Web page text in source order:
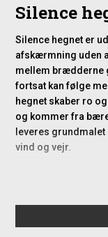
Silence
Silence hegnet er
afskærmning uden
mellem brædderne
fortsat kan følge
hegnet skaber ro
og kommer fra
leveres
vind og vejr.
Hegnet kan
en afskærmning,